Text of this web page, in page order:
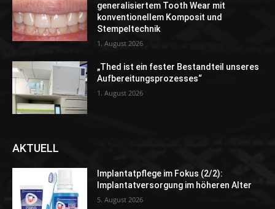
generalisiertem Tooth Wear mit
konventionellem Komposit und
Stempeltechnik
1. August 2026
„Thed ist ein fester Bestandteil unseres
Aufbereitungsprozesses“
1. August 2026
AKTUELL
Implantatpflege im Fokus (2/2):
Implantatversorgung im höheren Alter
5. August 2026